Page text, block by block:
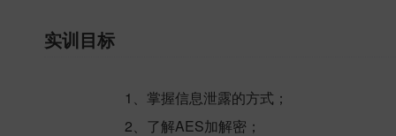
实训目标
1、掌握信息泄露的方式；
2、了解AES加解密；